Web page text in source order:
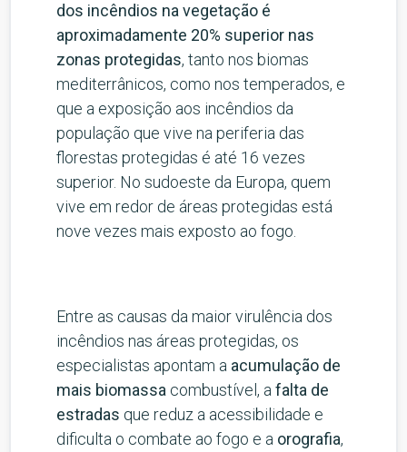
dos incêndios na vegetação é
aproximadamente 20% superior nas
zonas protegidas, tanto nos biomas
mediterrânicos, como nos temperados, e
que a exposição aos incêndios da
população que vive na periferia das
florestas protegidas é até 16 vezes
superior. No sudoeste da Europa, quem
vive em redor de áreas protegidas está
nove vezes mais exposto ao fogo.
Entre as causas da maior virulência dos
incêndios nas áreas protegidas, os
especialistas apontam a acumulação de
mais biomassa combustível, a falta de
estradas que reduz a acessibilidade e
dificulta o combate ao fogo e a orografia,